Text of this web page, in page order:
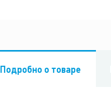
Подробно о товаре